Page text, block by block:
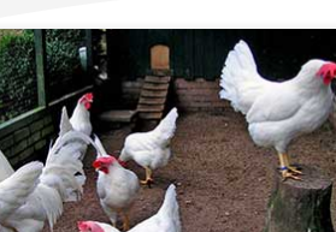
позвоночных животных, представители
тем, что тело их покрыто
конечности видоизменены в органы
С биологической точки зрения наиболее
птиц -интенсивность протекания
и способность к полету. Именно